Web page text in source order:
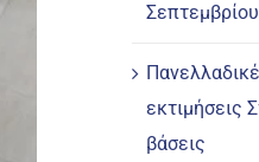
εκτιμήσεις
βάσεις